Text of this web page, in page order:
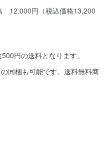
円（税込価格13,200
円の送料となります。
同梱も可能です。送料無料商